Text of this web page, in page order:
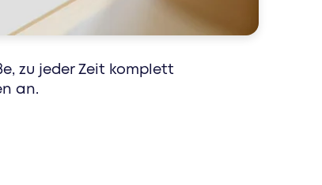
zu jeder Zeit komplett
an.